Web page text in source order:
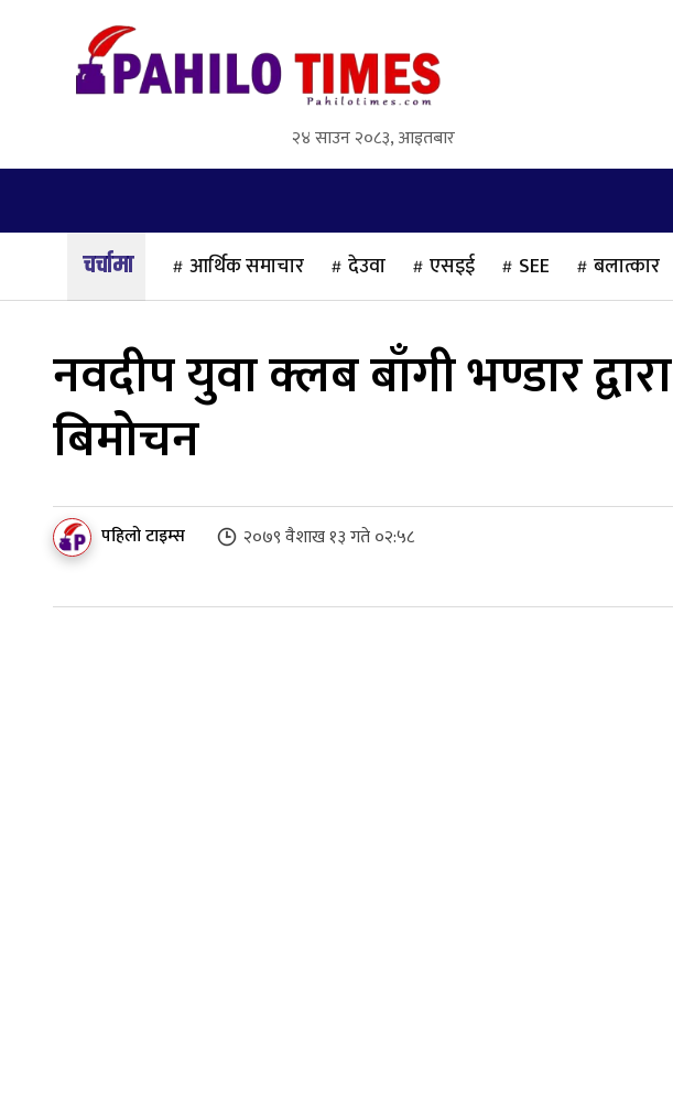
२४ साउन २०८३, आइतबार
आर्थिक समाचार देउवा एसइई SEE बलात्कार
नवदीप युवा क्लब बाँगी भण्डार
बिमोचन
पहिलो टाइम्स २०७९ वैशाख १३ गते ०२:५८